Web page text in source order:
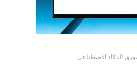
الذكاء الاصطناعي